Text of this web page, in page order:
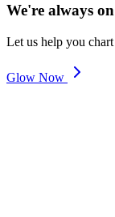
We're always
Let us help you
Glow Now